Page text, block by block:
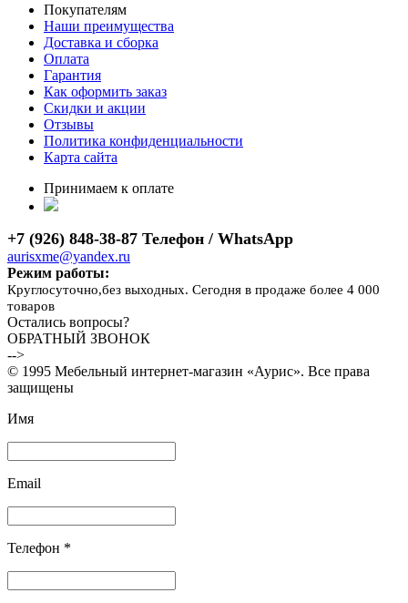
Покупателям
Наши преимущества
Доставка и сборка
Оплата
Гарантия
Как оформить заказ
Скидки и акции
Отзывы
Политика конфиденциальности
Карта сайта
Принимаем к оплате
+7 (926) 848-38-87 Телефон / WhatsApp
aurisxme@yandex.ru
Режим работы:
Круглосуточно,без выходных. Сегодня в продаже более 4 000
товаров
Остались вопросы?
ОБРАТНЫЙ ЗВОНОК
-->
© 1995 Мебельный интернет-магазин «Аурис». Все права
защищены
Имя
Email
Телефон *